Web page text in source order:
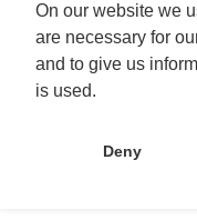
On our website we
are necessary for
and to give us
is used.
Deny